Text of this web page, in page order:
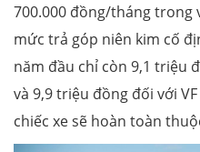
700.000 đồng/tháng trong
mức trả góp niên kim cố
năm đầu chỉ còn 9,1 triệu
và 9,9 triệu đồng đối với
chiếc xe sẽ hoàn toàn